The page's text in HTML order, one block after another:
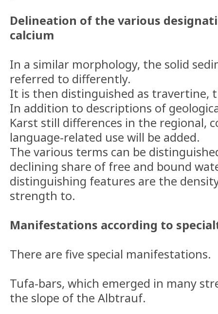
Delineation of the various
calcium
In a similar morphology, the solid
referred to differently.
It is then distinguished as travertine,
In addition to descriptions of
Karst still differences in the regional,
language-related use will be added.
The various terms can be
declining share of free and bound
distinguishing features are the
strength to.
Manifestations according to
There are five special manifestations.
Tufa-bars, which emerged in many
the slope of the Albtrauf.